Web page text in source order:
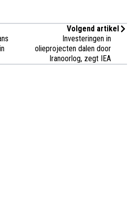
Volgend artikel
Investeringen in
olieprojecten dalen door
Iranoorlog, zegt IEA